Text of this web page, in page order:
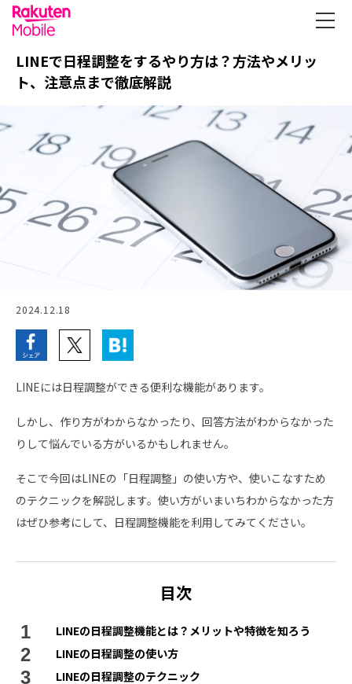
LINEで日程調整をするやり方は？方法やメリッ
ト、注意点まで徹底解説
2024.12.18
LINEには日程調整ができる便利な機能があります。
しかし、作り方がわからなかったり、回答方法がわからなかった
りして悩んでいる方がいるかもしれません。
そこで今回はLINEの「日程調整」の使い方や、使いこなすため
のテクニックを解説します。使い方がいまいちわからなかった方
はぜひ参考にして、日程調整機能を利用してみてください。
目次
LINEの日程調整機能とは？メリットや特徴を知ろう
LINEの日程調整の使い方
LINEの日程調整のテクニック